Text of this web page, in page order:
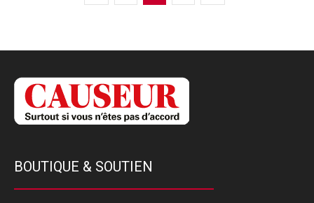
BOUTIQUE & SOUTIEN